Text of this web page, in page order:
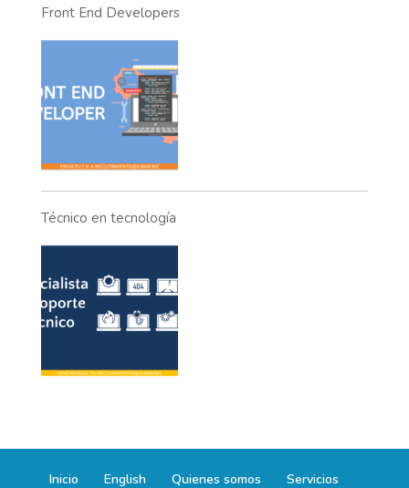
Front End Developers
Técnico en tecnología
Inicio English Quienes somos Servicios